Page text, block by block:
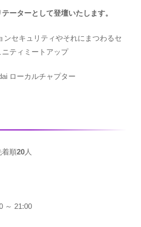
ーターとして登壇いたします。
ンセキュリティやそれにまつわるセ
ティミートアップ
ローカルチャプター
順20人
～ 21:00